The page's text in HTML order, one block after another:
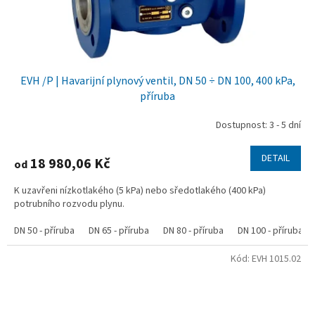
EVH /P | Havarijní plynový ventil, DN 50 ÷ DN 100, 400 kPa,
příruba
Dostupnost: 3 - 5 dní
od 18 980,06 Kč DETAIL
K uzavřeni nízkotlakého (5 kPa) nebo sředotlakého (400 kPa)
potrubního rozvodu plynu.
DN 50 - příruba
DN 65 - příruba DN 80 - příruba DN 100 - příruba
Kód: EVH 1015.02